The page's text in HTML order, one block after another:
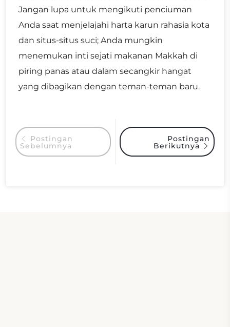
Jangan lupa untuk mengikuti penciuman
Anda saat menjelajahi harta karun rahasia kota
dan situs-situs suci; Anda mungkin
menemukan inti sejati makanan Makkah di
piring panas atau dalam secangkir hangat
yang dibagikan dengan teman-teman baru.
Postingan
Berikutnya
Postingan
Sebelumnya